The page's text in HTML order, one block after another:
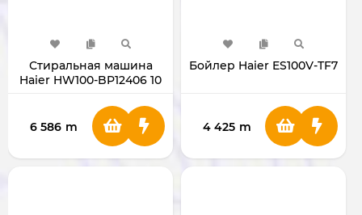
Стиральная машина
Haier HW100-BP12406 10
6 586 m
Бойлер Haier ES100V-TF7
4 425 m